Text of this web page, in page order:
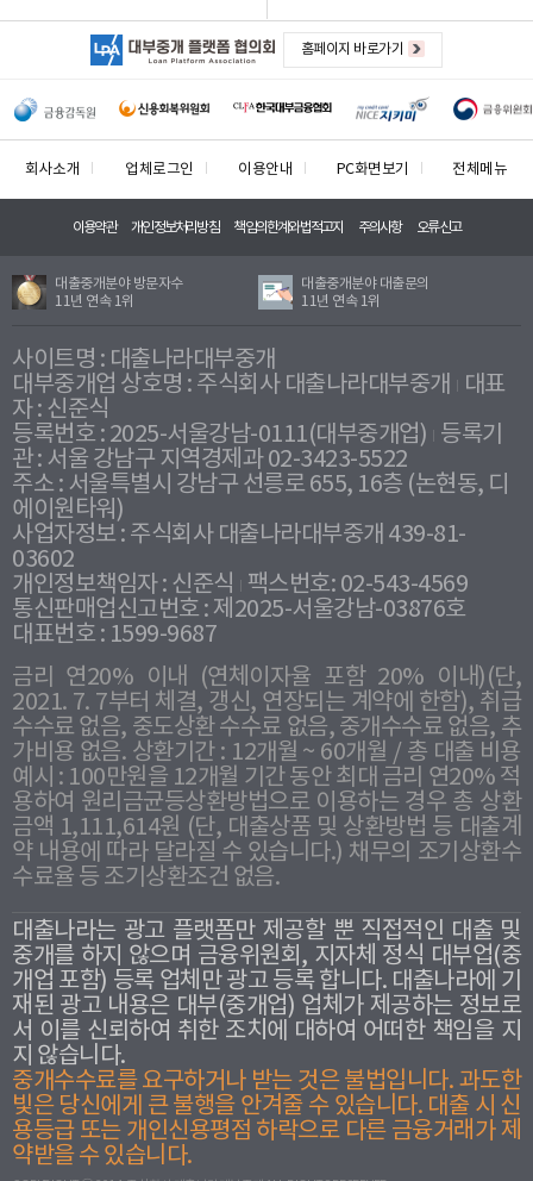
홈페이지 바로가기
회사소개 업체로그인 이용안내 PC화면보기 전체메뉴
이용약관 개인정보처리방침 책임의한계와법적고지 주의사항 오류신고
대출중개분야 방문자수
11년 연속 1위
대출중개분야 대출문의
11년 연속 1위
사이트명 : 대출나라대부중개
대부중개업 상호명 : 주식회사 대출나라대부중개
대표
자 : 신준식
등록번호 : 2025-서울강남-0111(대부중개업) 등록기
관 : 서울 강남구 지역경제과 02-3423-5522
주소 : 서울특별시 강남구 선릉로 655, 16층 (논현동, 디
에이원타워)
사업자정보 : 주식회사 대출나라대부중개 439-81-
03602
개인정보책임자 : 신준식
팩스번호: 02-543-4569
통신판매업신고번호 : 제2025-서울강남-03876호
대표번호 : 1599-9687
금리 연20% 이내 (연체이자율 포함 20% 이내)(단,
2021. 7. 7부터 체결, 갱신, 연장되는 계약에 한함), 취급
수수료 없음, 중도상환 수수료 없음, 중개수수료 없음, 추
가비용 없음. 상환기간 : 12개월 ~ 60개월 / 총 대출 비용
예시 : 100만원을 12개월 기간 동안 최대 금리 연20% 적
용하여 원리금균등상환방법으로 이용하는 경우 총 상환
금액 1,111,614원 (단, 대출상품 및 상환방법 등 대출계
약 내용에 따라 달라질 수 있습니다.) 채무의 조기상환수
수료율 등 조기상환조건 없음.
대출나라는 광고 플랫폼만 제공할 뿐 직접적인 대출 및
중개를 하지 않으며 금융위원회, 지자체 정식 대부업(중
개업 포함) 등록 업체만 광고 등록 합니다. 대출나라에 기
재된 광고 내용은 대부(중개업) 업체가 제공하는 정보로
서 이를 신뢰하여 취한 조치에 대하여 어떠한 책임을 지
지 않습니다.
중개수수료를 요구하거나 받는 것은 불법입니다. 과도한
빛은 당신에게 큰 불행을 안겨줄 수 있습니다. 대출 시 신
용등급 또는 개인신용평점 하락으로 다른 금융거래가 제
약받을 수 있습니다.